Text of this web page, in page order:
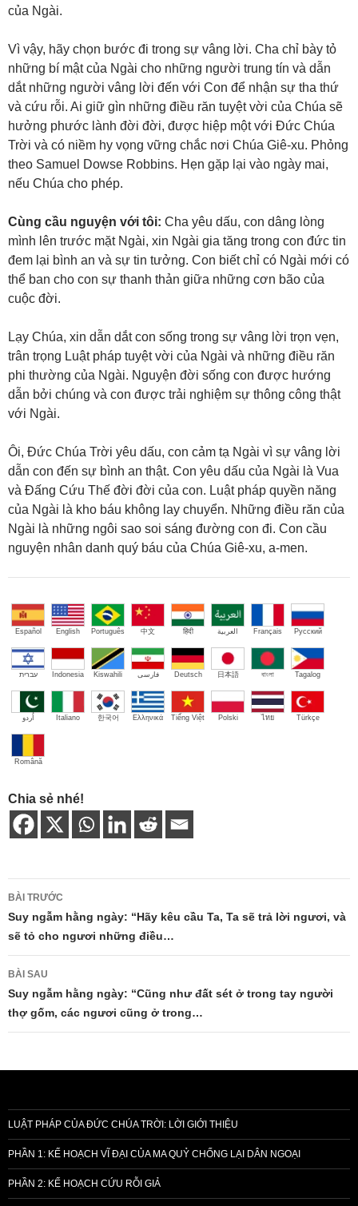
của Ngài.
Vì vậy, hãy chọn bước đi trong sự vâng lời. Cha chỉ bày tỏ
những bí mật của Ngài cho những người trung tín và dẫn
dắt những người vâng lời đến với Con để nhận sự tha thứ
và cứu rỗi. Ai giữ gìn những điều răn tuyệt vời của Chúa sẽ
hưởng phước lành đời đời, được hiệp một với Đức Chúa
Trời và có niềm hy vọng vững chắc nơi Chúa Giê-xu. Phỏng
theo Samuel Dowse Robbins. Hẹn gặp lại vào ngày mai,
nếu Chúa cho phép.
Cùng cầu nguyện với tôi: Cha yêu dấu, con dâng lòng
mình lên trước mặt Ngài, xin Ngài gia tăng trong con đức tin
đem lại bình an và sự tin tưởng. Con biết chỉ có Ngài mới có
thể ban cho con sự thanh thản giữa những cơn bão của
cuộc đời.
Lạy Chúa, xin dẫn dắt con sống trong sự vâng lời trọn vẹn,
trân trọng Luật pháp tuyệt vời của Ngài và những điều răn
phi thường của Ngài. Nguyện đời sống con được hướng
dẫn bởi chúng và con được trải nghiệm sự thông công thật
với Ngài.
Ôi, Đức Chúa Trời yêu dấu, con cảm tạ Ngài vì sự vâng lời
dẫn con đến sự bình an thật. Con yêu dấu của Ngài là Vua
và Đấng Cứu Thế đời đời của con. Luật pháp quyền năng
của Ngài là kho báu không lay chuyển. Những điều răn của
Ngài là những ngôi sao soi sáng đường con đi. Con cầu
nguyện nhân danh quý báu của Chúa Giê-xu, a-men.
Español English Português 中文 हिंदी العربية Français Русский
עברית Indonesia Kiswahili فارسی Deutsch 日本語 বাংলা Tagalog
اُردو Italiano 한국어 Ελληνικά Tiếng Việt Polski ไทย Türkçe
Română
Chia sẻ nhé!
Điều
hướng
bài
viết
BÀI TRƯỚC
Suy ngẫm hằng ngày: “Hãy kêu cầu Ta, Ta sẽ trả lời ngươi, và
sẽ tỏ cho ngươi những điều…
BÀI SAU
Suy ngẫm hằng ngày: “Cũng như đất sét ở trong tay người
thợ gốm, các ngươi cũng ở trong…
LUẬT PHÁP CỦA ĐỨC CHÚA TRỜI: LỜI GIỚI THIỆU
PHẦN 1: KẾ HOẠCH VĨ ĐẠI CỦA MA QUỶ CHỐNG LẠI DÂN NGOẠI
PHẦN 2: KẾ HOẠCH CỨU RỖI GIẢ